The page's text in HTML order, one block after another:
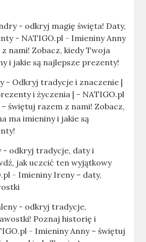
- odkryj magię święta! Daty,
- NATIGO.pl - Imieniny Anny
nami! Zobacz, kiedy Twoja
i jakie są najlepsze prezenty!
- Odkryj tradycje i znaczenie |
i życzenia | - NATIGO.pl
świętuj razem z nami! Zobacz,
ma imieniny i jakie są
- odkryj tradycje, daty i
jak uczcić ten wyjątkowy
- Imieniny Ireny – daty,
- odkryj tradycje,
Poznaj historię i
- Imieniny Anny – świętuj